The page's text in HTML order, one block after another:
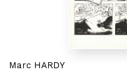
Marc HARDY